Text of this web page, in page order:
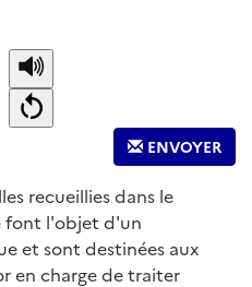
ENVOYER
recueillies dans le
font l'objet d'un
et sont destinées aux
en charge de traiter